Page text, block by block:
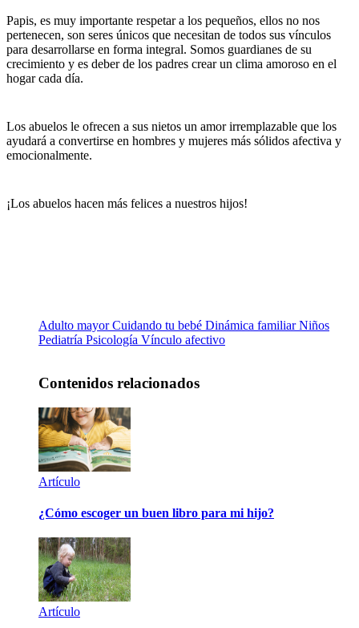
Papis, es muy importante respetar a los pequeños, ellos no nos
pertenecen, son seres únicos que necesitan de todos sus vínculos
para desarrollarse en forma integral. Somos guardianes de su
crecimiento y es deber de los padres crear un clima amoroso en el
hogar cada día.
Los abuelos le ofrecen a sus nietos un amor irremplazable que los
ayudará a convertirse en hombres y mujeres más sólidos afectiva y
emocionalmente.
¡Los abuelos hacen más felices a nuestros hijos!
Adulto mayorCuidando tu bebé Dinámica familiarNiños
Pediatría Psicología Vínculo afectivo
Contenidos relacionados
Artículo
¿Cómo escoger un buen libro para mi hijo?
Artículo